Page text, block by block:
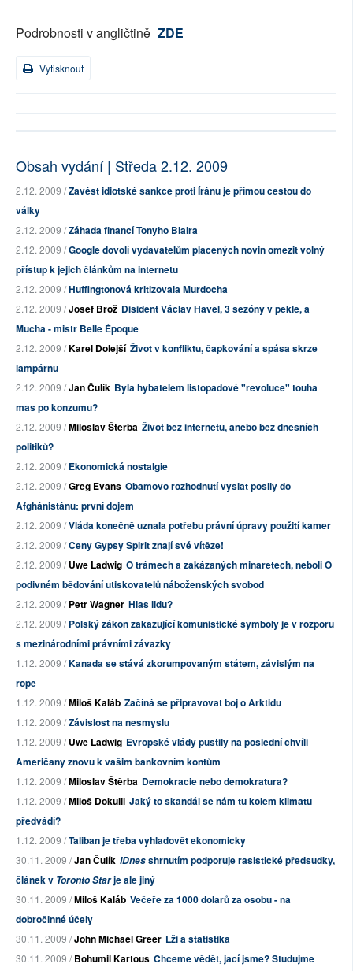
Podrobnosti v angličtině ZDE
Vytisknout
Obsah vydání | Středa 2.12. 2009
2.12. 2009 /Zavést idiotské sankce proti Íránu je přímou cestou do
války
2.12. 2009 /Záhada financí Tonyho Blaira
2.12. 2009 /Google dovolí vydavatelům placených novin omezit volný
přístup k jejich článkům na internetu
2.12. 2009 /Huffingtonová kritizovala Murdocha
2.12. 2009 /Josef Brož Disident Václav Havel, 3 sezóny v pekle, a
Mucha - mistr Belle Époque
2.12. 2009 /Karel Dolejší Život v konfliktu, čapkování a spása skrze
lampárnu
2.12. 2009 /Jan Čulík Byla hybatelem listopadové "revoluce" touha
mas po konzumu?
2.12. 2009 /Miloslav Štěrba Život bez internetu, anebo bez dnešních
politiků?
2.12. 2009 /Ekonomická nostalgie
2.12. 2009 /Greg Evans Obamovo rozhodnutí vyslat posily do
Afghánistánu: první dojem
2.12. 2009 /Vláda konečně uznala potřebu právní úpravy použití kamer
2.12. 2009 /Ceny Gypsy Spirit znají své vítěze!
2.12. 2009 /Uwe Ladwig O trámech a zakázaných minaretech, neboli O
podivném bědování utiskovatelů náboženských svobod
2.12. 2009 /Petr Wagner Hlas lidu?
2.12. 2009 /Polský zákon zakazující komunistické symboly je v rozporu
s mezinárodními právními závazky
1.12. 2009 /Kanada se stává zkorumpovaným státem, závislým na
ropě
1.12. 2009 /Miloš Kaláb Začíná se připravovat boj o Arktidu
1.12. 2009 /Závislost na nesmyslu
1.12. 2009 /Uwe Ladwig Evropské vlády pustily na poslední chvíli
Američany znovu k vašim bankovním kontům
1.12. 2009 /Miloslav Štěrba Demokracie nebo demokratura?
1.12. 2009 /Miloš Dokulil Jaký to skandál se nám tu kolem klimatu
předvádí?
1.12. 2009 /Taliban je třeba vyhladovět ekonomicky
30.11. 2009 /Jan Čulík IDnesshrnutím podporuje rasistické předsudky,
článek v Toronto Starje ale jiný
30.11. 2009 /Miloš Kaláb Večeře za 1000 dolarů za osobu - na
dobročinné účely
30.11. 2009 /John Michael Greer Lži a statistika
30.11. 2009 /Bohumil Kartous Chceme vědět, jací jsme? Studujme